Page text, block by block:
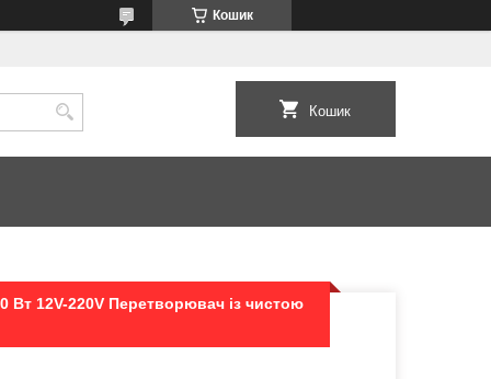
Кошик
Кошик
Вт 12V-220V Перетворювач із чистою